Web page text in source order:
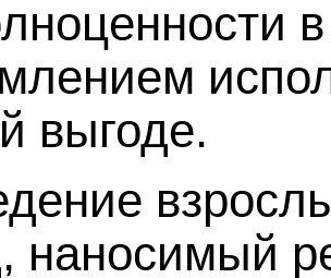
выгоде.
наносимый